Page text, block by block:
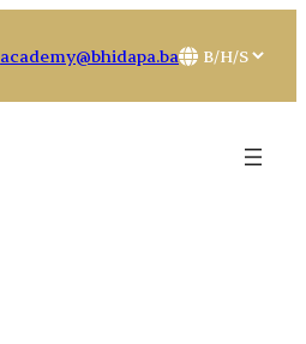
academy@bhidapa.ba
Choose